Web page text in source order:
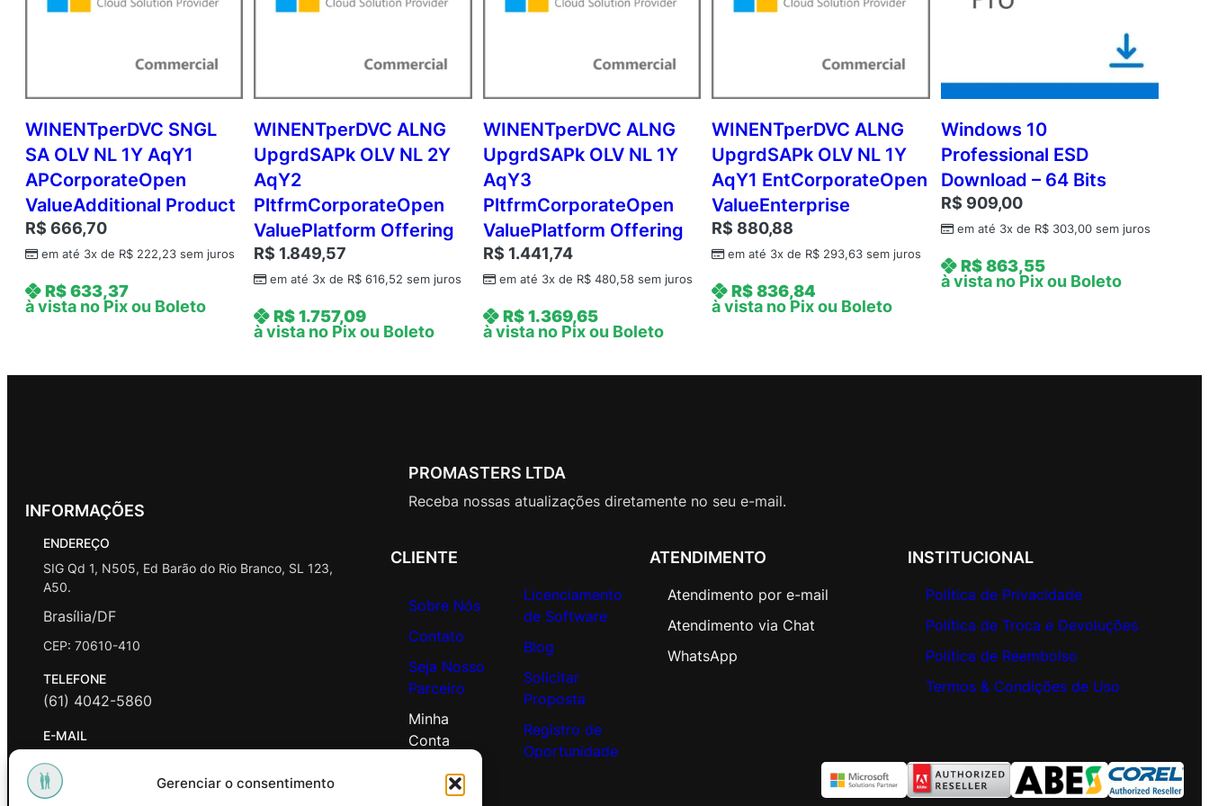
Gerenciar o consentimento
C
o
m
m
e
r
c
i
l
A
A
n
WINENTperDVC SNGL
SA OLV NL 1Y AqY1
APCorporateOpen
ValueAdditional Product
R$ 666,70
em até 3x de R$ 222,23 sem juros
R$633,37
à vista no Pix ou Boleto
WINENTperDVC ALNG
UpgrdSAPk OLV NL 2Y
AqY2
PltfrmCorporateOpen
ValuePlatform Offering
R$ 1.849,57
em até 3x de R$ 616,52 sem juros
R$1.757,09
à vista no Pix ou Boleto
WINENTperDVC ALNG
UpgrdSAPk OLV NL 1Y
AqY3
PltfrmCorporateOpen
ValuePlatform Offering
R$ 1.441,74
em até 3x de R$480,58sem juros
R$1.369,65
à vista no Pix ou Boleto
WINENTperDVC ALNG
UpgrdSAPk OLV NL 1Y
AqY1 EntCorporateOpen
ValueEnterprise
R$ 880,88
em até 3x de R$ 293,63 sem juros
R$836,84
à vista no Pix ou Boleto
Windows 10
Professional ESD
Download – 64 Bits
R$ 909,00
em até 3x de R$303,00sem juros
R$863,55
à vista no Pix ou Boleto
INFORMAÇÕES
ENDEREÇO
SIG Qd 1, N505, Ed Barão do Rio Branco, SL 123,
A50.
Brasília/DF
CEP: 70610-410
TELEFONE
(61) 4042-5860
E-MAIL
contato@promasters.net.br
HORÁRIO DE ATENDIMENTO
PROMASTERS LTDA
Receba nossas atualizações diretamente no seu e-mail.
CLIENTE
Sobre Nós
Contato
Seja Nosso
Parceiro
Minha
Conta
Licenciamento
de Software
Blog
Solicitar
Proposta
Registro de
Oportunidade
ATENDIMENTO
Atendimento por e-mail
Atendimento via Chat
WhatsApp
INSTITUCIONAL
Política de Privacidade
Política de Troca e Devoluções
Política de Reembolso
Termos & Condições de Uso